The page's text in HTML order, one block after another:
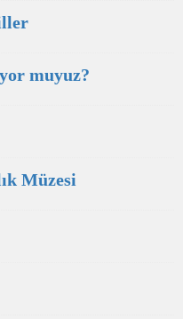
muyuz?
Müzesi